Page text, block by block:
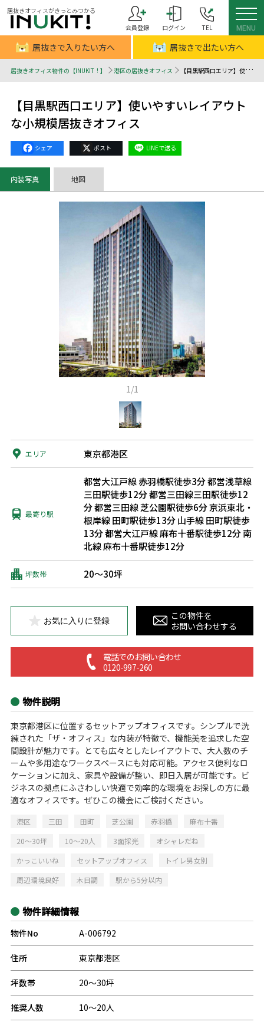
居抜きオフィスがきっとみつかる
会員登録
ログイン TEL MENU
居抜きで入りたい方へ 居抜きで出たい方へ
居抜きオフィス物件の【INUKIT！】 港区の居抜きオフィス 【目黒駅西口エリア】使いやすいレイアウトな小規模居抜きオフィス - 居抜きオフィスはINUKIT！（イヌキット）
【目黒駅西口エリア】使いやすいレイアウト
な小規模居抜きオフィス
Facebook
X Line
内装写真 地図
1/1
エリア 東京都港区
最寄り駅
都営大江戸線 赤羽橋駅徒歩3分都営浅草線
三田駅徒歩12分都営三田線三田駅徒歩12
分都営三田線 芝公園駅徒歩6分京浜東北・
根岸線 田町駅徒歩13分山手線 田町駅徒歩
13分都営大江戸線 麻布十番駅徒歩12分南
北線 麻布十番駅徒歩12分
坪数帯 20～30坪
お気に入りに登録
この物件を
お問い合わせする
電話でのお問い合わせ
0120-997-260
物件説明
東京都港区に位置するセットアップオフィスです。シンプルで洗
練された「ザ・オフィス」な内装が特徴で、機能美を追求した空
間設計が魅力です。とても広々としたレイアウトで、大人数のチ
ームや多用途なワークスペースにも対応可能。アクセス便利なロ
ケーションに加え、家具や設備が整い、即日入居が可能です。ビ
ジネスの拠点にふさわしい快適で効率的な環境をお探しの方に最
適なオフィスです。ぜひこの機会にご検討ください。
港区 三田 田町 芝公園 赤羽橋
麻布十番
20～30坪
10～20人 3面採光
オシャレだね
かっこいいね
セットアップオフィス
トイレ男女別
周辺環境良好
木目調 駅から5分以内
物件詳細情報
物件No A-006792
住所 東京都港区
坪数帯 20～30坪
推奨人数 10～20人